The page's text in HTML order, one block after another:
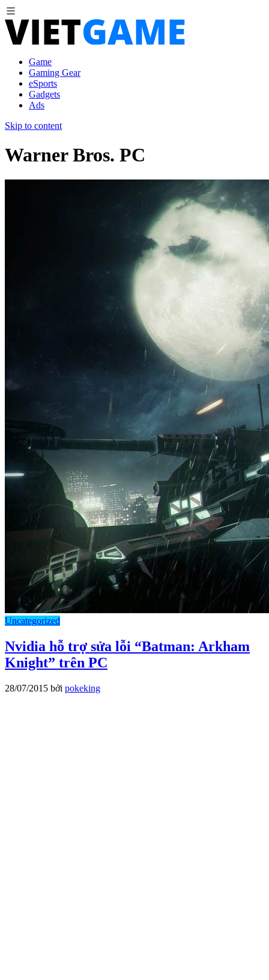
Game
Gaming Gear
eSports
Gadgets
Ads
Skip to content
Warner Bros. PC
Uncategorized
Nvidia hỗ trợ sửa lỗi “Batman: Arkham
Knight” trên PC
28/07/2015 bởi pokeking